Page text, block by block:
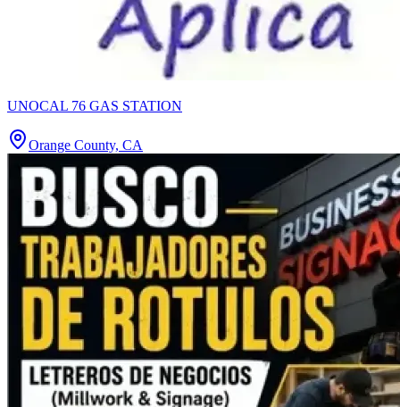
UNOCAL 76 GAS STATION
Orange County, CA